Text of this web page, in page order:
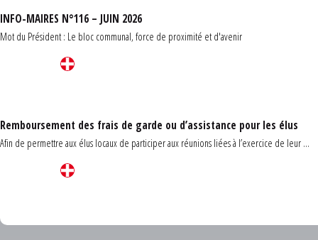
INFO-MAIRES N°116 – JUIN 2026
Mot du Président : Le bloc communal, force de proximité et d'avenir
Remboursement des frais de garde ou d’assistance pour les élus
Afin de permettre aux élus locaux de participer aux réunions liées à l’exercice de leur ...